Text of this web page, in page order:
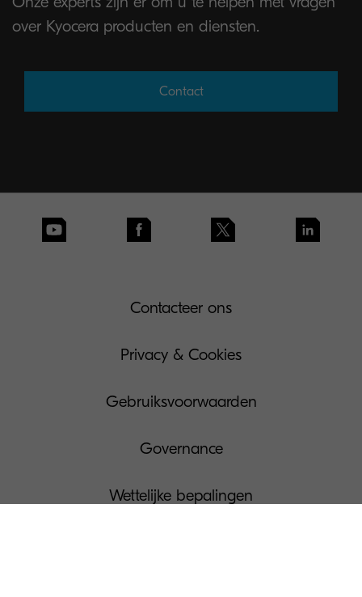
over Kyocera producten en diensten.
Contact
Contacteer ons
Privacy & Cookies
Gebruiksvoorwaarden
Governance
Wettelijke bepalingen